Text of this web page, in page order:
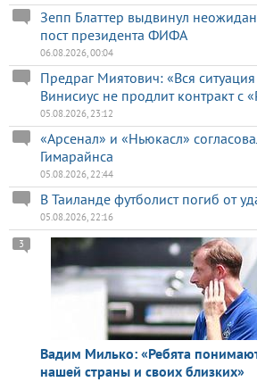
Зепп Блаттер выдвинул
пост президента ФИФА
06.08.2026, 00:04
Предраг Миятович: «Вся
Винисиус не продлит контракт с
05.08.2026, 23:12
«Арсенал» и «Ньюкасл»
Гимарайнса
05.08.2026, 22:44
В Таиланде футболист погиб от
05.08.2026, 22:16
Вадим Милько: «Ребята
нашей страны и своих близких»
3